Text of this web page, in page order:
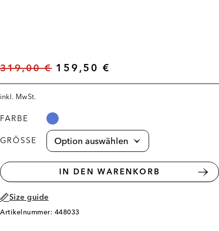
319,00€ 159,50 €
inkl. MwSt.
FARBE
GRÖSSE
IN DEN WARENKORB
Size guide
Artikelnummer: 448033